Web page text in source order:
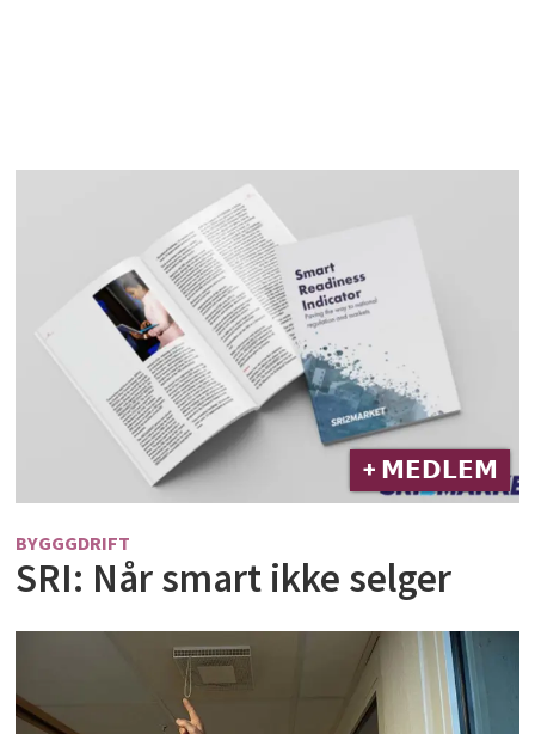
+ 𝗠𝗘𝗗𝗟𝗘𝗠
BYGGGDRIFT
SRI: Når smart ikke selger